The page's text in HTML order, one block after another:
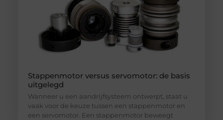
Stappenmotor versus servomotor: de basis
uitgelegd
Wanneer u een aandrijfsysteem ontwerpt, staat u
vaak voor de keuze tussen een stappenmotor en
een servomotor. Een stappenmotor beweegt